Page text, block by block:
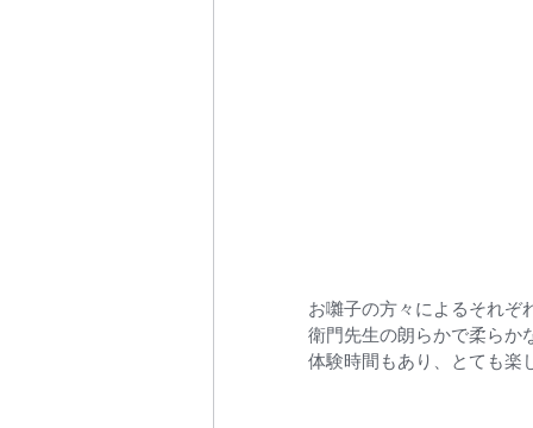
お囃子の方々によるそれぞ
衛門先生の朗らかで柔らか
体験時間もあり、とても楽